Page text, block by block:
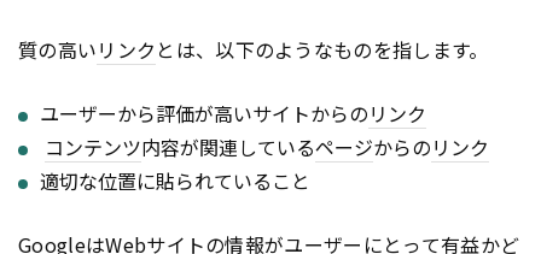
質の高いリンク とは、以下のようなものを指します。
ユーザーから評価が高いサイトからのリンク
コンテンツ内容が関連しているページからのリンク
適切な位置に貼られていること
GoogleはWebサイトの情報がユーザーにとって有益かど